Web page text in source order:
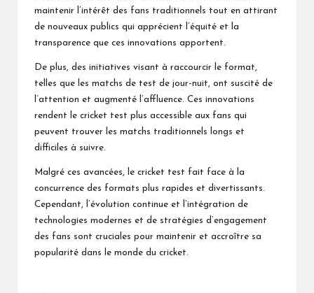
maintenir l’intérêt des fans traditionnels tout en attirant
de nouveaux publics qui apprécient l’équité et la
transparence que ces innovations apportent.
De plus, des initiatives visant à raccourcir le format,
telles que les matchs de test de jour-nuit, ont suscité de
l’attention et augmenté l’affluence. Ces innovations
rendent le cricket test plus accessible aux fans qui
peuvent trouver les matchs traditionnels longs et
difficiles à suivre.
Malgré ces avancées, le cricket test fait face à la
concurrence des formats plus rapides et divertissants.
Cependant, l’évolution continue et l’intégration de
technologies modernes et de stratégies d’engagement
des fans sont cruciales pour maintenir et accroître sa
popularité dans le monde du cricket.